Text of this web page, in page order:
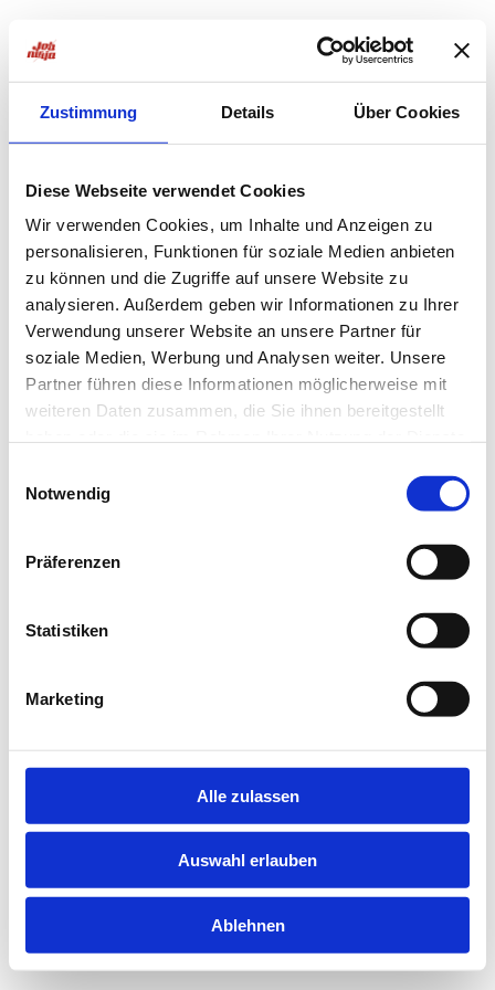
Zustimmung Details Über Cookies
Diese Webseite verwendet Cookies
Wir verwenden Cookies, um Inhalte und Anzeigen zu
personalisieren, Funktionen für soziale Medien anbieten
zu können und die Zugriffe auf unsere Website zu
analysieren. Außerdem geben wir Informationen zu Ihrer
Verwendung unserer Website an unsere Partner für
soziale Medien, Werbung und Analysen weiter. Unsere
Partner führen diese Informationen möglicherweise mit
weiteren Daten zusammen, die Sie ihnen bereitgestellt
Notwendig
Präferenzen
Statistiken
Marketing
Alle zulassen
Auswahl erlauben
Ablehnen
loadingjobninja.com
for more